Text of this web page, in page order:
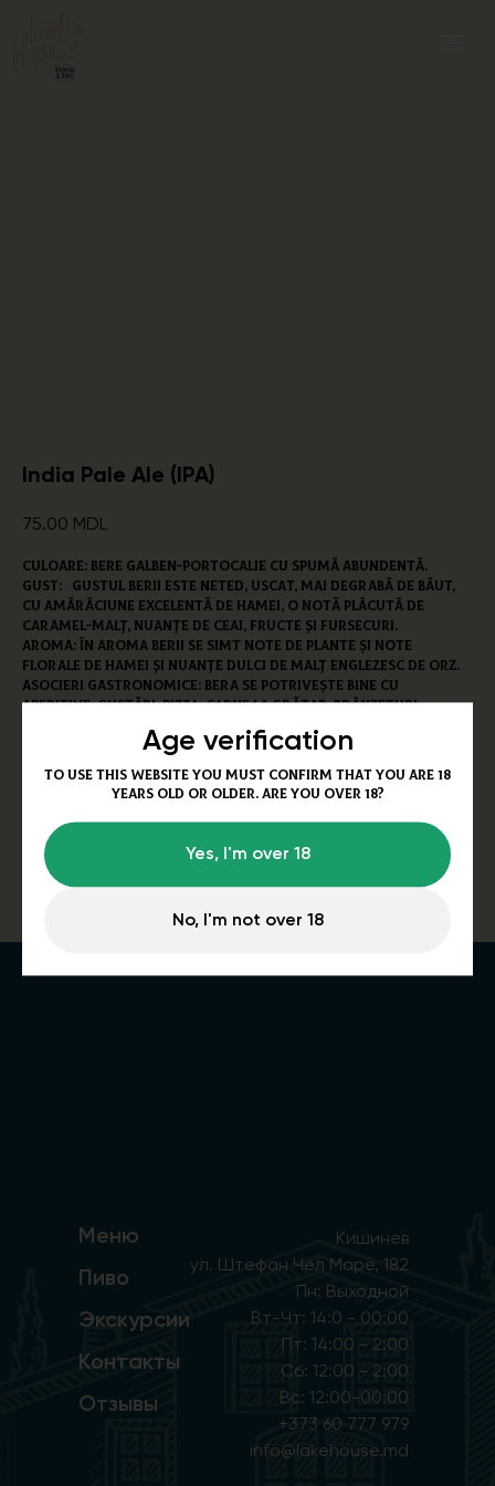
Age verification
To use this website you must confirm that you are 18
years old or older. Are you over 18?
Yes, I'm over 18
No, I'm not over 18
India Pale Ale (IPA)
75.00 MDL
Culoare: Bere galben-portocalie cu spumă abundentă.
Gust: Gustul berii este neted, uscat, mai degrabă de băut,
cu amărăciune excelentă de hamei, o notă plăcută de
caramel-malț, nuanțe de ceai, fructe și fursecuri.
Aroma: În aroma berii se simt note de plante și note
florale de hamei și nuanțe dulci de malț englezesc de orz.
Asocieri gastronomice: Bera se potrivește bine cu
aperitive, gustări, pizza, carne la grătar, brânzeturi.
Legenda naufragiului
una dintre navele comerciale s-a eșuat în Marea Irlandei
(conform unei alte versiuni - în largul coastei Scoției) și
localnicii au încercat bere tare de export, care a fost
scoasă din naufragiu. Nu există dovezi documentare în
acest sens.
Кишинев
ул. Штефан Чел Маре, 182
Пн: Выходной
Вт-Чт: 14:0 - 00:00
Пт: 14:00 - 2:00
Сб: 12:00 - 2:00
Вс: 12:00-00:00
+373 60 777 979
info@lakehouse.md
Контакты
Меню
Пиво
Экскурсии
Отзывы